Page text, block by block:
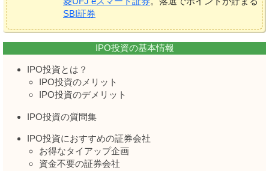
SBI証券
IPO投資の基本情報
IPO投資とは？
IPO投資のメリット
IPO投資のデメリット
IPO投資の質問集
IPO投資におすすめの証券会社
お得なタイアップ企画
資金不要の証券会社